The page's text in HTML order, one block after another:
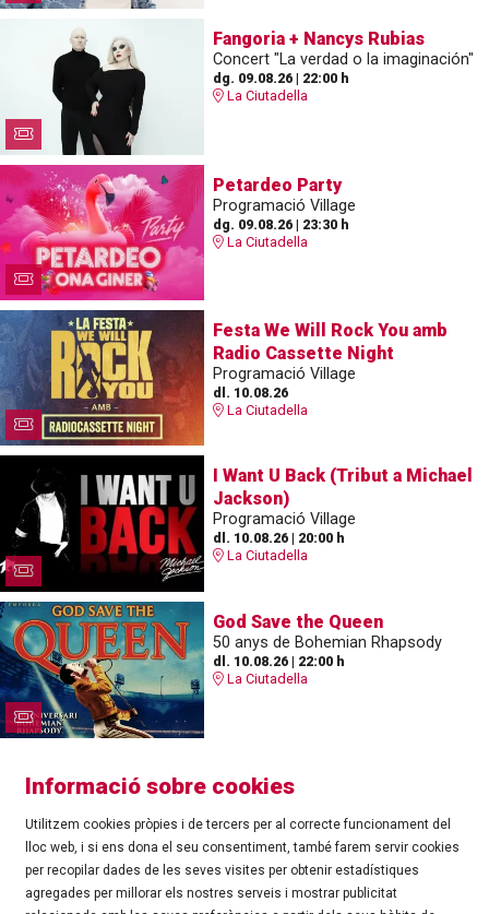
Fangoria + Nancys Rubias
Concert "La verdad o la imaginación"
dg. 09.08.26| 22:00 h
La Ciutadella
Petardeo Party
Programació Village
dg. 09.08.26| 23:30 h
La Ciutadella
Festa We Will Rock You amb
Radio Cassette Night
Programació Village
dl. 10.08.26
La Ciutadella
I Want U Back (Tribut a Michael
Jackson)
Programació Village
dl. 10.08.26| 20:00 h
La Ciutadella
God Save the Queen
50 anys de Bohemian Rhapsody
dl. 10.08.26| 22:00 h
La Ciutadella
©Ajuntament de Roses| C/ Tarragona, 81 | 17480 ROSES
Informació sobre cookies
Utilitzem cookies pròpies i de tercers per al correcte funcionament del
lloc web, i si ens dona el seu consentiment, també farem servir cookies
per recopilar dades de les seves visites per obtenir estadístiques
agregades per millorar els nostres serveis i mostrar publicitat